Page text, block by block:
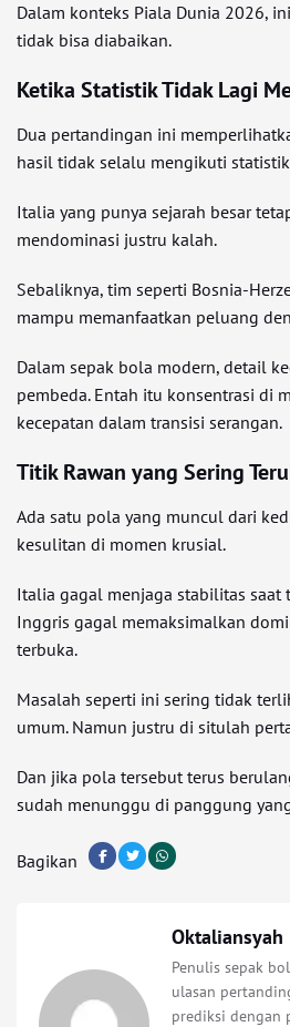
Dalam konteks Piala Dunia 2026,
tidak bisa diabaikan.
Ketika Statistik Tidak Lagi
Dua pertandingan ini
hasil tidak selalu mengikuti
Italia yang punya sejarah besar
mendominasi justru kalah.
Sebaliknya, tim seperti Bosnia-
mampu memanfaatkan peluang
Dalam sepak bola modern, detail
pembeda. Entah itu konsentrasi di
kecepatan dalam transisi serangan.
Titik Rawan yang Sering
Ada satu pola yang muncul dari
kesulitan di momen krusial.
Italia gagal menjaga stabilitas saat
Inggris gagal memaksimalkan
terbuka.
Masalah seperti ini sering tidak
umum. Namun justru di situlah
Dan jika pola tersebut terus
sudah menunggu di panggung
Bagikan
Oktaliansyah
Penulis sepak
ulasan
prediksi dengan